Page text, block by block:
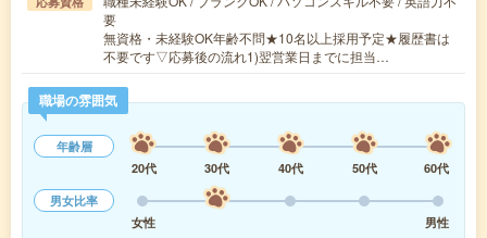
要
無資格・未経験OK年齢不問★10名以上採用予定★履歴書は
不要です▽応募後の流れ1)翌営業日までに担当…
職場の雰囲気
年齢層
20代
30代 40代 50代
60代
男女比率
女性
男性